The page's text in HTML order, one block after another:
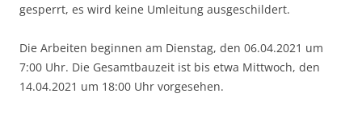
gesperrt, es wird keine Umleitung ausgeschildert.
Die Arbeiten beginnen am Dienstag, den 06.04.2021 um
7:00 Uhr. Die Gesamtbauzeit ist bis etwa Mittwoch, den
14.04.2021 um 18:00 Uhr vorgesehen.